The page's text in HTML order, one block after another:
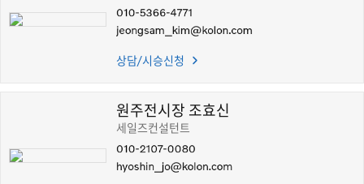
상담/시승신청
원주전시장 조효신
세일즈컨설턴트